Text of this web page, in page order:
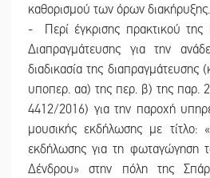
καθορισμού των όρων διακήρυξης.
- Περί έγκρισης πρακτικού της
Διαπραγμάτευσης για την
διαδικασία της διαπραγμάτευσης
υποπερ. αα) της περ. β) της παρ.
4412/2016) για την παροχή
μουσικής εκδήλωσης με τίτλο:
εκδήλωσης για τη φωταγώγηση
Δένδρου» στην πόλη της